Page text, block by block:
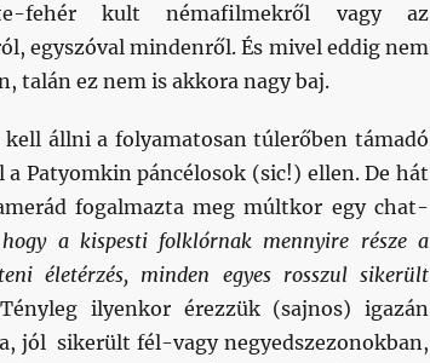
fehér kult némafilmekről vagy az
egyszóval mindenről. És mivel eddig nem
talán ez nem is akkora nagy baj.
állni a folyamatosan túlerőben támadó
a Patyomkin páncélosok (sic!) ellen. De hát
fogalmazta meg múltkor egy chat-
a kispesti folklórnak mennyire része a
életérzés, minden egyes rosszul sikerült
ilyenkor érezzük (sajnos) igazán
jól sikerült fél-vagy negyedszezonokban,